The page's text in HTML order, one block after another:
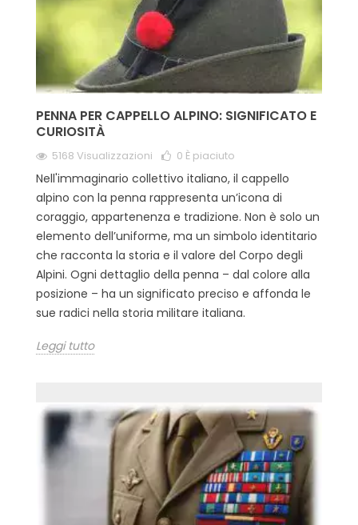
PENNA PER CAPPELLO ALPINO: SIGNIFICATO E
CURIOSITÀ
5168 Visualizzazioni 0 È piaciuto
Nell'immaginario collettivo italiano, il cappello
alpino con la penna rappresenta un’icona di
coraggio, appartenenza e tradizione. Non è solo un
elemento dell’uniforme, ma un simbolo identitario
che racconta la storia e il valore del Corpo degli
Alpini. Ogni dettaglio della penna – dal colore alla
posizione – ha un significato preciso e affonda le
sue radici nella storia militare italiana.
Leggi tutto